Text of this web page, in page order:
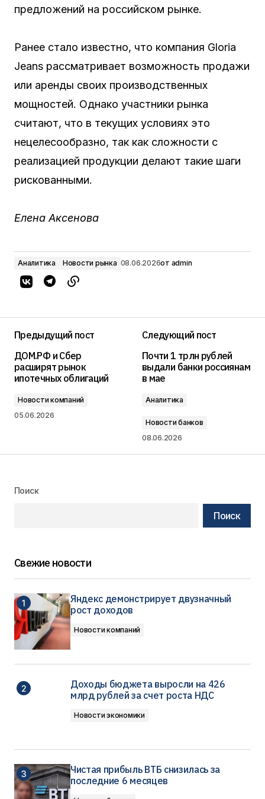
предложений на российском рынке.
Ранее стало известно, что компания Gloria
Jeans рассматривает возможность продажи
или аренды своих производственных
мощностей. Однако участники рынка
считают, что в текущих условиях это
нецелесообразно, так как сложности с
реализацией продукции делают такие шаги
рискованными.
Елена Аксенова
Аналитика Новости рынка 08.06.2026от admin
Предыдущий пост
ДОМ.РФ и Сбер
расширят рынок
ипотечных облигаций
Новости компаний
05.06.2026
Следующий пост
Почти 1 трлн рублей
выдали банки россиянам
в мае
Аналитика
Новости банков
08.06.2026
Поиск
Поиск
Свежие новости
Яндекс демонстрирует двузначный
рост доходов
Новости компаний
Доходы бюджета выросли на 426
млрд рублей за счет роста НДС
Новости экономики
Чистая прибыль ВТБ снизилась за
последние 6 месяцев